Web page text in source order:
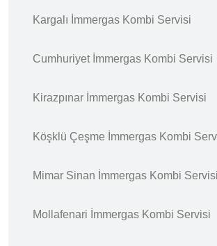
Kargalı İmmergas Kombi Servisi
Cumhuriyet İmmergas Kombi Servisi
Kirazpınar İmmergas Kombi Servisi
Köşklü Çeşme İmmergas Kombi
Mimar Sinan İmmergas Kombi Servisi
Mollafenari İmmergas Kombi Servisi